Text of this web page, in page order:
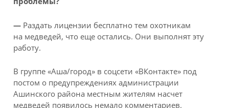
— Раздать лицензии бесплатно тем охотникам
на медведей, что еще остались. Они выполнят эту
работу.
В группе «Аша/город» в соцсети «ВКонтакте» под
постом о предупреждениях администрации
Ашинского района местным жителям насчет
медведей появилось немало комментариев.